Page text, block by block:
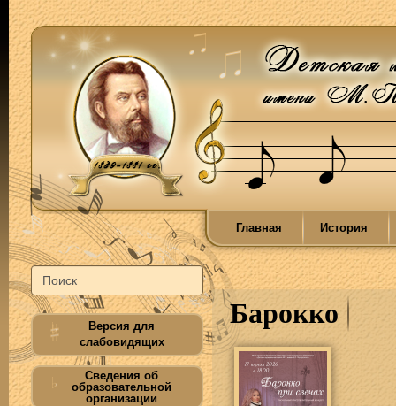
Главная История
Версия для
слабовидящих
Сведения об
образовательной
организации
Барокко